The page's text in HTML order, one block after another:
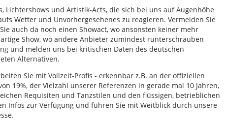
Lichtershows und Artistik-Acts, die sich bei uns auf Augenhöhe
Wetter und Unvorhergesehenes zu reagieren. Vermeiden Sie
auch da noch einen Showact, wo ansonsten keiner mehr
Show, wo andere Anbieter zumindest runterschrauben
und melden uns bei kritischen Daten des deutschen
Alternativen.
Sie mit Vollzeit-Profis - erkennbar z.B. an der offiziellen
19%, der Vielzahl unserer Referenzen in gerade mal 10 Jahren,
Requisiten und Tanzstilen und den flüssigen, betrieblichen
Infos zur Verfügung und führen Sie mit Weitblick durch unsere